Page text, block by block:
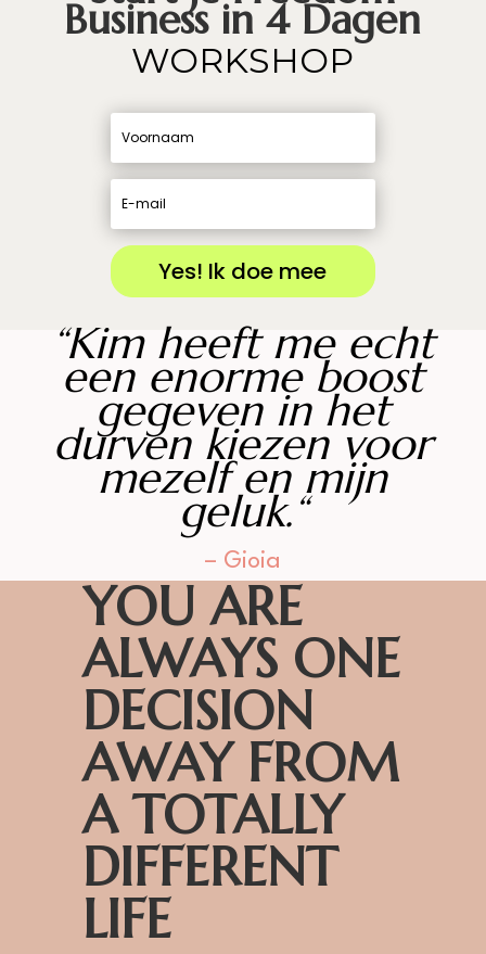
Business in 4 Dagen
WORKSHOP
Yes! Ik doe mee
“Kim heeft me echt
een enorme boost
gegeven in het
durven kiezen voor
mezelf en mijn
geluk.“
– Gioia
YOU ARE
ALWAYS ONE
DECISION
AWAY FROM
A TOTALLY
DIFFERENT
LIFE